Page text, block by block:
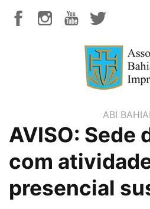
ABI
AVISO: Sede
com
presencial